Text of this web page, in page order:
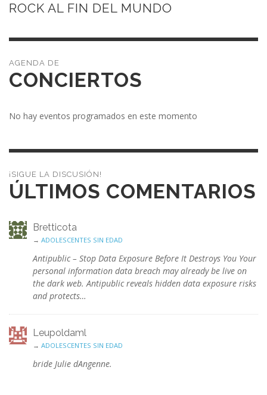
ROCK AL FIN DEL MUNDO
CONCIERTOS
No hay eventos programados en este momento
¡SIGUE LA DISCUSIÓN!
ÚLTIMOS COMENTARIOS
Bretticota
→ ADOLESCENTES SIN EDAD
Antipublic – Stop Data Exposure Before It Destroys You Your
personal information data breach may already be live on
the dark web. Antipublic reveals hidden data exposure risks
and protects…
Leupoldaml
→ ADOLESCENTES SIN EDAD
bride Julie dAngenne.